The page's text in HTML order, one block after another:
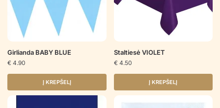
Girlianda BABY BLUE
€ 4.90
Į KREPŠELĮ
Staltiesė VIOLET
€ 4.50
Į KREPŠELĮ